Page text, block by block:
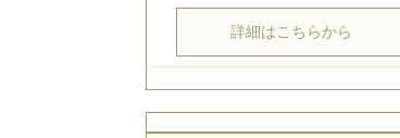
詳細はこちらから